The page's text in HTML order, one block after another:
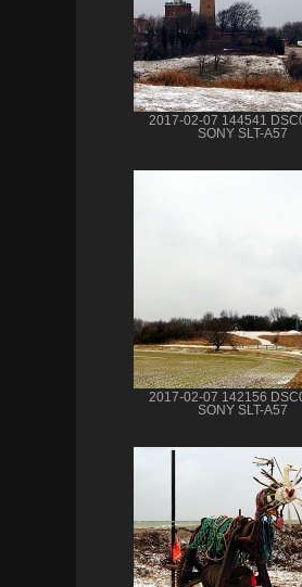
2017-02-07 144541
SONY SLT-A57
2017-02-07 142156
SONY SLT-A57